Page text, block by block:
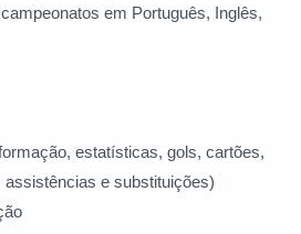
em Português, Inglês,
estatísticas, gols, cartões,
assistências e substituições)